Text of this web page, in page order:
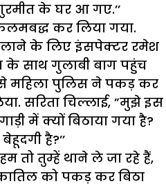
के घर आ गए.’’
कर लिया गया.
के लिए इंसपेक्टर रमेश
साथ गुलाबी बाग पहुंच
महिला पुलिस ने पकड़ कर
सरिता चिल्लाई, ”मुझे इस
में क्यों बिठाया गया है?
है?’’
तो तुम्हें थाने ले जा रहे हैं,
को पकड़ कर बिठा